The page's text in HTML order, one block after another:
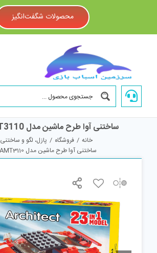
محصولات شگفت‌انگیز
ساختنی آوا طرح ماشین مدل AMT3110 کد 1
خانه / فروشگاه / پازل، لگو و ساختنی
ساختنی آوا طرح ماشین مدل AMT3110 کد 1